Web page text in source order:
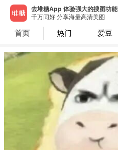
去堆糖App 体验强大的搜图功能
千万同好 分享海量高清美图
首页 热门 爱豆